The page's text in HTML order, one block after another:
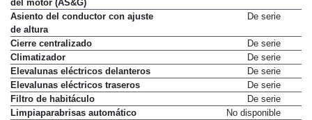
del motor (AS&G)
Asiento del conductor con ajuste
de altura
De serie
Cierre centralizado
De serie
Climatizador
De serie
Elevalunas eléctricos delanteros
De serie
Elevalunas eléctricos traseros
De serie
Filtro de habitáculo
De serie
Limpiaparabrisas automático
No disponible